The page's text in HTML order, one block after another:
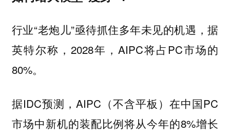
行业“老炮儿”亟待抓住多年未见的机遇，据
英特尔称，2028年，AIPC将占PC市场的
80%。
据IDC预测，AIPC（不含平板）在中国PC
市场中新机的装配比例将从今年的8%增长